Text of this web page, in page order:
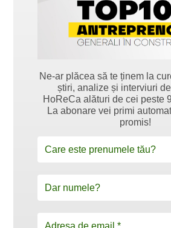
Ne-ar plăcea să te ținem la
știri, analize și interviuri
HoReCa alături de cei peste
La abonare vei primi
promis!